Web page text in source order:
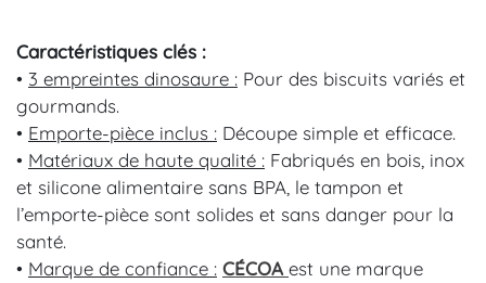
Caractéristiques clés :
• 3 empreintes dinosaure : Pour des biscuits variés et
gourmands.
• Emporte-pièce inclus : Découpe simple et efficace.
• Matériaux de haute qualité : Fabriqués en bois, inox
et silicone alimentaire sans BPA, le tampon et
l’emporte-pièce sont solides et sans danger pour la
santé.
• Marque de confiance : CÉCOA est une marque